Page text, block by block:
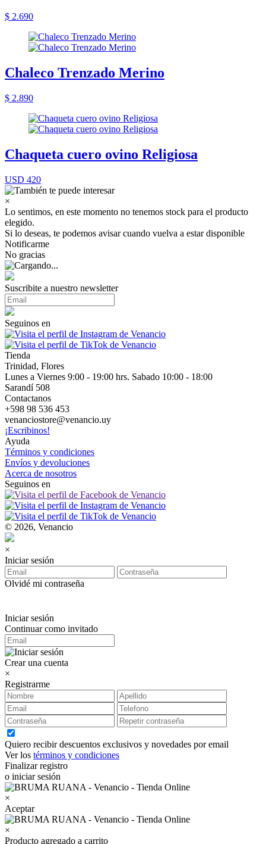
$ 2.690
Chaleco Trenzado Merino
$ 2.890
Chaqueta cuero ovino Religiosa
USD 420
×
Lo sentimos, en este momento no tenemos stock para el producto
elegido.
Si lo deseas, te podemos avisar cuando vuelva a estar disponible
Notificarme
No gracias
Suscribite a nuestro newsletter
Seguinos en
Tienda
Trinidad, Flores
Lunes a Viernes 9:00 - 19:00 hrs. Sabado 10:00 - 18:00
Sarandí 508
Contactanos
+598 98 536 453
venanciostore@venancio.uy
¡Escribinos!
Ayuda
Términos y condiciones
Envíos y devoluciones
Acerca de nosotros
Seguinos en
© 2026, Venancio
×
Iniciar sesión
Olvidé mi contraseña
Iniciar sesión
Continuar como invitado
Crear una cuenta
×
Registrarme
Quiero recibir descuentos exclusivos y novedades por email
Ver los términos y condiciones
Finalizar registro
o iniciar sesión
×
Aceptar
×
Producto agregado a carrito